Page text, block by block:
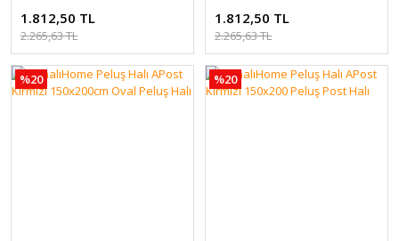
1.812,50 TL
2.265,63 TL
1.812,50 TL
2.265,63 TL
%20 %20